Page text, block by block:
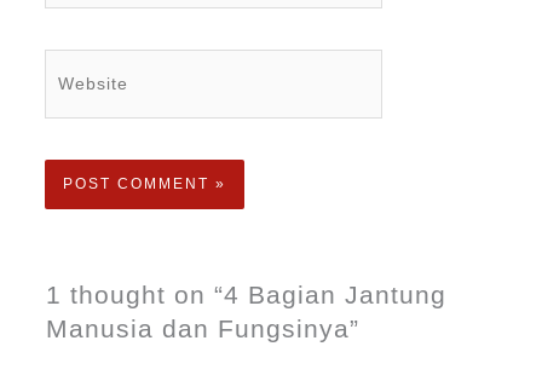
1 thought on “4 Bagian Jantung
Manusia dan Fungsinya”